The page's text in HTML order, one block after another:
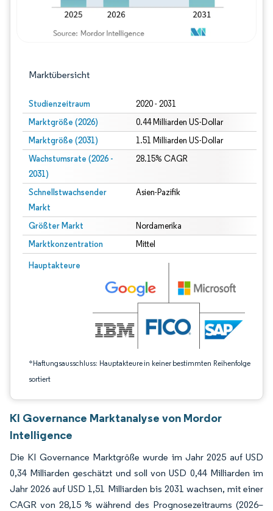
Marktübersicht
Studienzeitraum 2020 - 2031
Marktgröße (2026) 0.44 Milliarden US-Dollar
Marktgröße (2031) 1.51 Milliarden US-Dollar
Wachstumsrate (2026 -
2031)
28.15% CAGR
Schnellstwachsender
Markt
Asien-Pazifik
Größter Markt Nordamerika
Marktkonzentration Mittel
Hauptakteure
*Haftungsausschluss: Hauptakteure in keiner bestimmten Reihenfolge
sortiert
Bild © Mordor Intelligence. Wiederverwendung erfordert Namensnennung
KI Governance Marktanalyse von Mordor
Intelligence
Die KI Governance Marktgröße wurde im Jahr 2025 auf USD
0,34 Milliarden geschätzt und soll von USD 0,44 Milliarden im
Jahr 2026 auf USD 1,51 Milliarden bis 2031 wachsen, mit einer
CAGR von 28,15 % während des Prognosezeitraums (2026–